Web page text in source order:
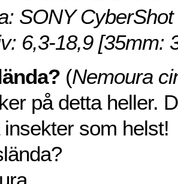
SONY
6,3-18,9 [35mm:
(Nemoura
på detta heller.
som helst!